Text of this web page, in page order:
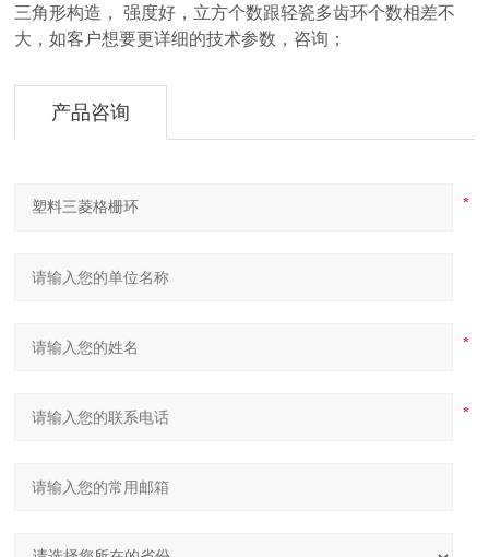
三角形构造，
强度好，立方个数跟轻瓷多齿环个数相差不
大，如客户想要更详细的技术参数，咨询；
产品咨询